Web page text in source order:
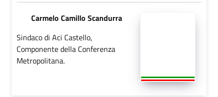
Carmelo Camillo Scandurra
Sindaco di Aci Castello,
Componente della Conferenza
Metropolitana.